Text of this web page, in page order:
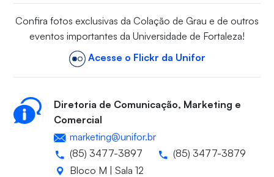
Confira fotos exclusivas da Colação de Grau e de outros
eventos importantes da Universidade de Fortaleza!
Acesse o Flickr da Unifor
Diretoria de Comunicação, Marketing e
Comercial
marketing@unifor.br
(85) 3477-3897
(85) 3477-3879
Bloco M | Sala 12